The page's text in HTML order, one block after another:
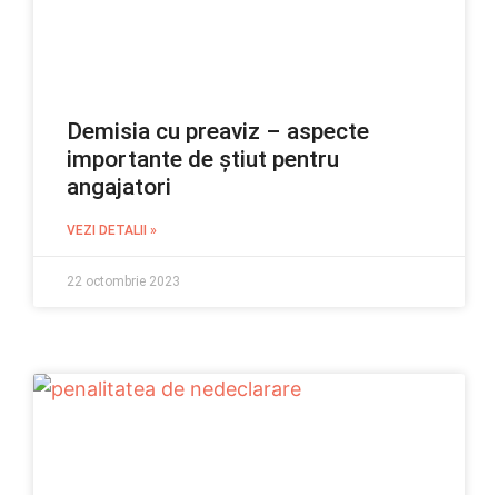
Demisia cu preaviz – aspecte
importante de știut pentru
angajatori
VEZI DETALII »
22 octombrie 2023